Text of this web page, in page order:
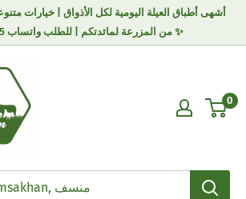
أشهى أطباق العيلة اليومية لكل الأذواق | خيارات
من المزرعة لمائدتكم | للطلب واتساب 0775355555 ✨
0